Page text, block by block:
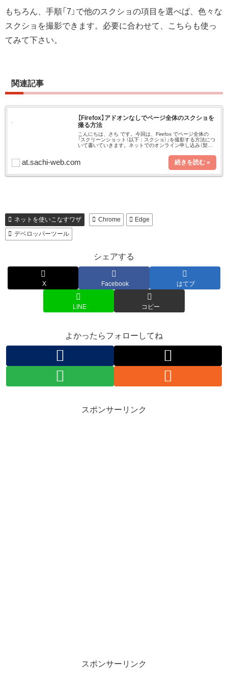
もちろん、手順「7」で他のスクショの項目を選べば、色々な
スクショを撮影できます。必要に合わせて、こちらも使っ
てみて下さい。
関連記事
【Firefox】アドオンなしでページ全体のスクショを
撮る方法
こんにちは、さち です。今回は、Firefox でページ全体の
「スクリーンショット（以下：スクショ）」を撮影する方法につ
いて書いていきます。ネットでのオンライン申し込み（契約）
at.sachi-web.com
ネットを使いこなすワザ Chrome
Edge
デベロッパーツール
シェアする
X Facebook はてブ
LINE コピー
よかったらフォローしてね
スポンサーリンク
スポンサーリンク